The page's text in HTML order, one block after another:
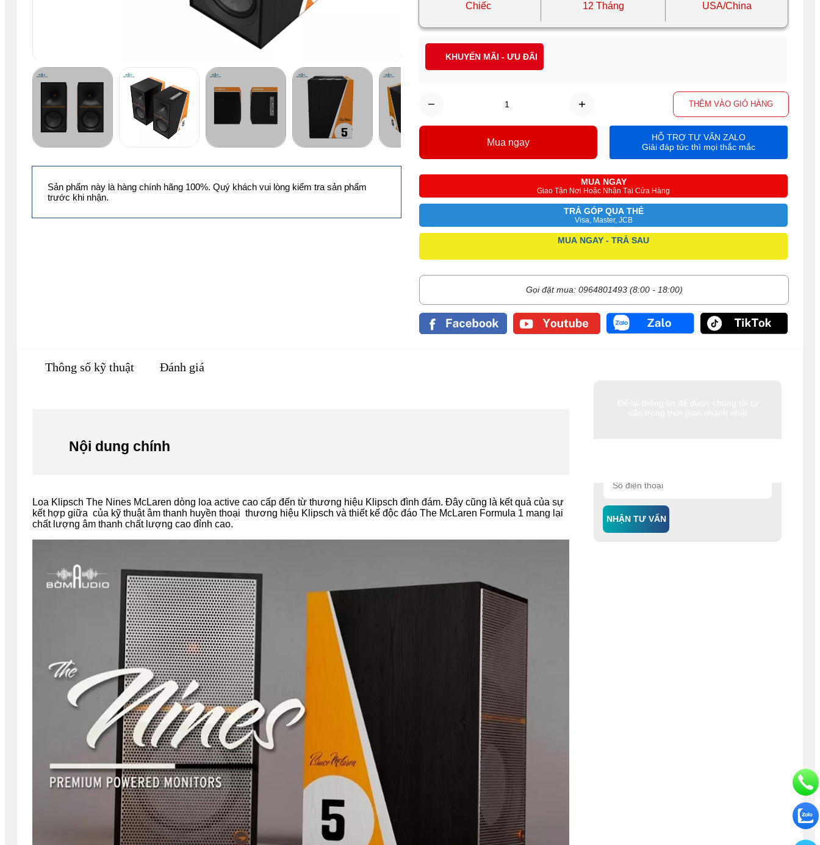
Chiếc 12 Tháng USA/China
THÊM VÀO GIỎ HÀNG
MUA NGAY
Giao Tận Nơi Hoặc Nhận Tại Cửa Hàng
TRẢ GÓP QUA THẺ
Visa, Master, JCB
MUA NGAY - TRẢ SAU
Gọi đặt mua: 0964801493 (8:00 - 18:00)
Mua ngay
HỖ TRỢ TƯ VẤN ZALO
Giải đáp tức thì mọi thắc mắc
KHUYẾN MÃI - ƯU ĐÃI
Sản phẩm này là hàng chính hãng 100%. Quý khách vui lòng kiểm tra sản phẩm
trước khi nhận.
NHẬN TƯ VẤN
Thông số kỹ thuật Đánh giá
Nội dung chính
Loa Klipsch The Nines McLaren dòng loa active cao cấp đến từ thương hiệu Klipsch đình đám. Đây cũng là kết quả của sự
kết hợp giữa của kỹ thuật âm thanh huyền thoại thương hiệu Klipsch và thiết kế độc đáo The McLaren Formula 1 mang lại
chất lượng âm thanh chất lượng cao đỉnh cao.